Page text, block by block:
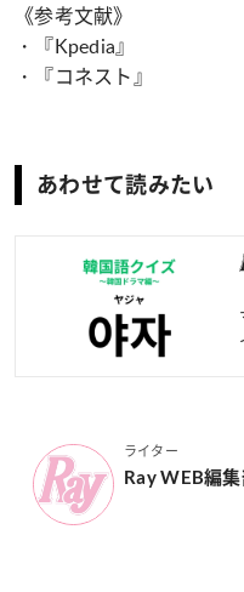
《参考文献》
・『Kpedia』
・『コネスト』
あわせて読みたい
ライター
Ray WEB編